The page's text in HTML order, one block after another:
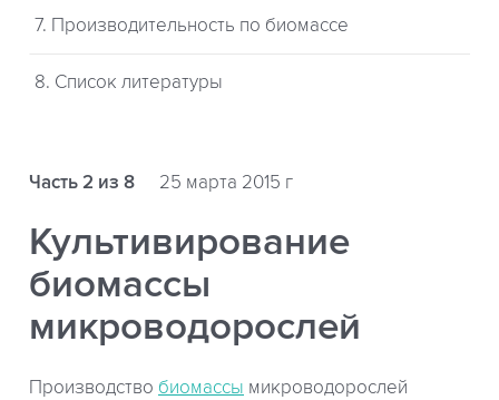
7. Производительность по биомассе
8. Список литературы
Часть 2 из 8 25 марта 2015 г
Культивирование
биомассы
микроводорослей
Производство биомассы микроводорослей